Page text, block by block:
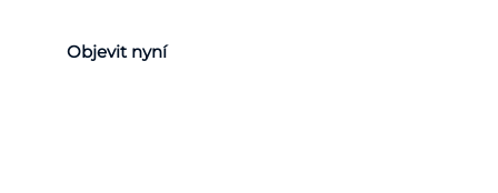
Objevit nyní